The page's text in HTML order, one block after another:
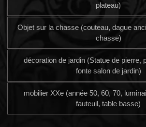
plateau)
Objet sur la chasse (couteau, dague
chasse)
décoration de jardin (Statue de pierre,
fonte salon de jardin)
mobilier XXe (année 50, 60, 70,
fauteuil, table basse)